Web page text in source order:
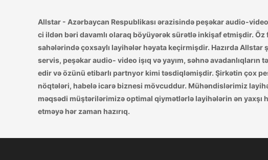
Allstar - Azərbaycan Respublikası ərazisində peşəkar audio-
ci ildən bəri davamlı olaraq böyüyərək sürətlə inkişaf etmişdir.
sahələrində çoxsaylı layihələr həyata keçirmişdir. Hazırda
servis, peşəkar audio- video işıq və yayım, səhnə
edir və özünü etibarlı partnyor kimi təsdiqləmişdir. Şirkətin çox
nöqtələri, habelə icarə biznesi mövcuddur. Mühəndislərimiz
məqsədi müştərilərimizə optimal qiymətlərlə layihələrin ən
etməyə hər zaman hazırıq.